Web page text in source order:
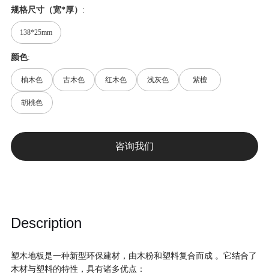
规格尺寸（宽*厚） :
138*25mm
颜色:
柚木色 古木色 红木色 浅灰色 紫檀
胡桃色
咨询我们
Description
塑木地板是一种新型环保建材，由木粉和塑料复合而成 。它结合了
木材与塑料的特性，具有诸多优点：